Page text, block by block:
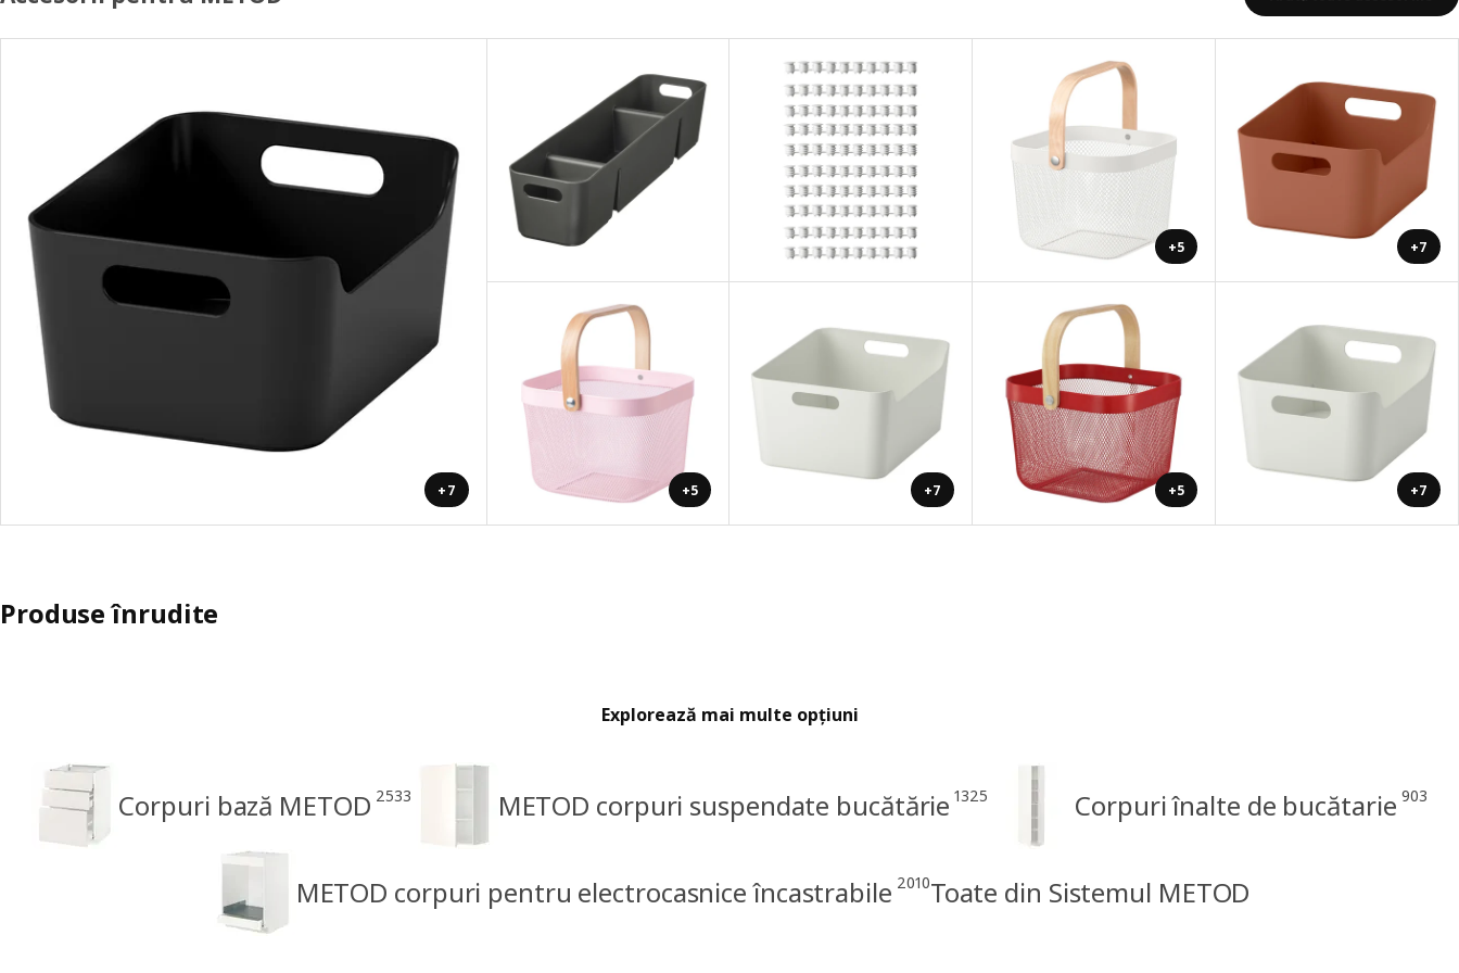
+7
+5 +7
+5 +7 +5 +7
Produse înrudite
Explorează mai multe opțiuni
Corpuri bază METOD 2533 METOD corpuri suspendate bucătărie 1325 Corpuri înalte de bucătarie 903
METOD corpuri pentru electrocasnice încastrabile 2010Toate din Sistemul METOD